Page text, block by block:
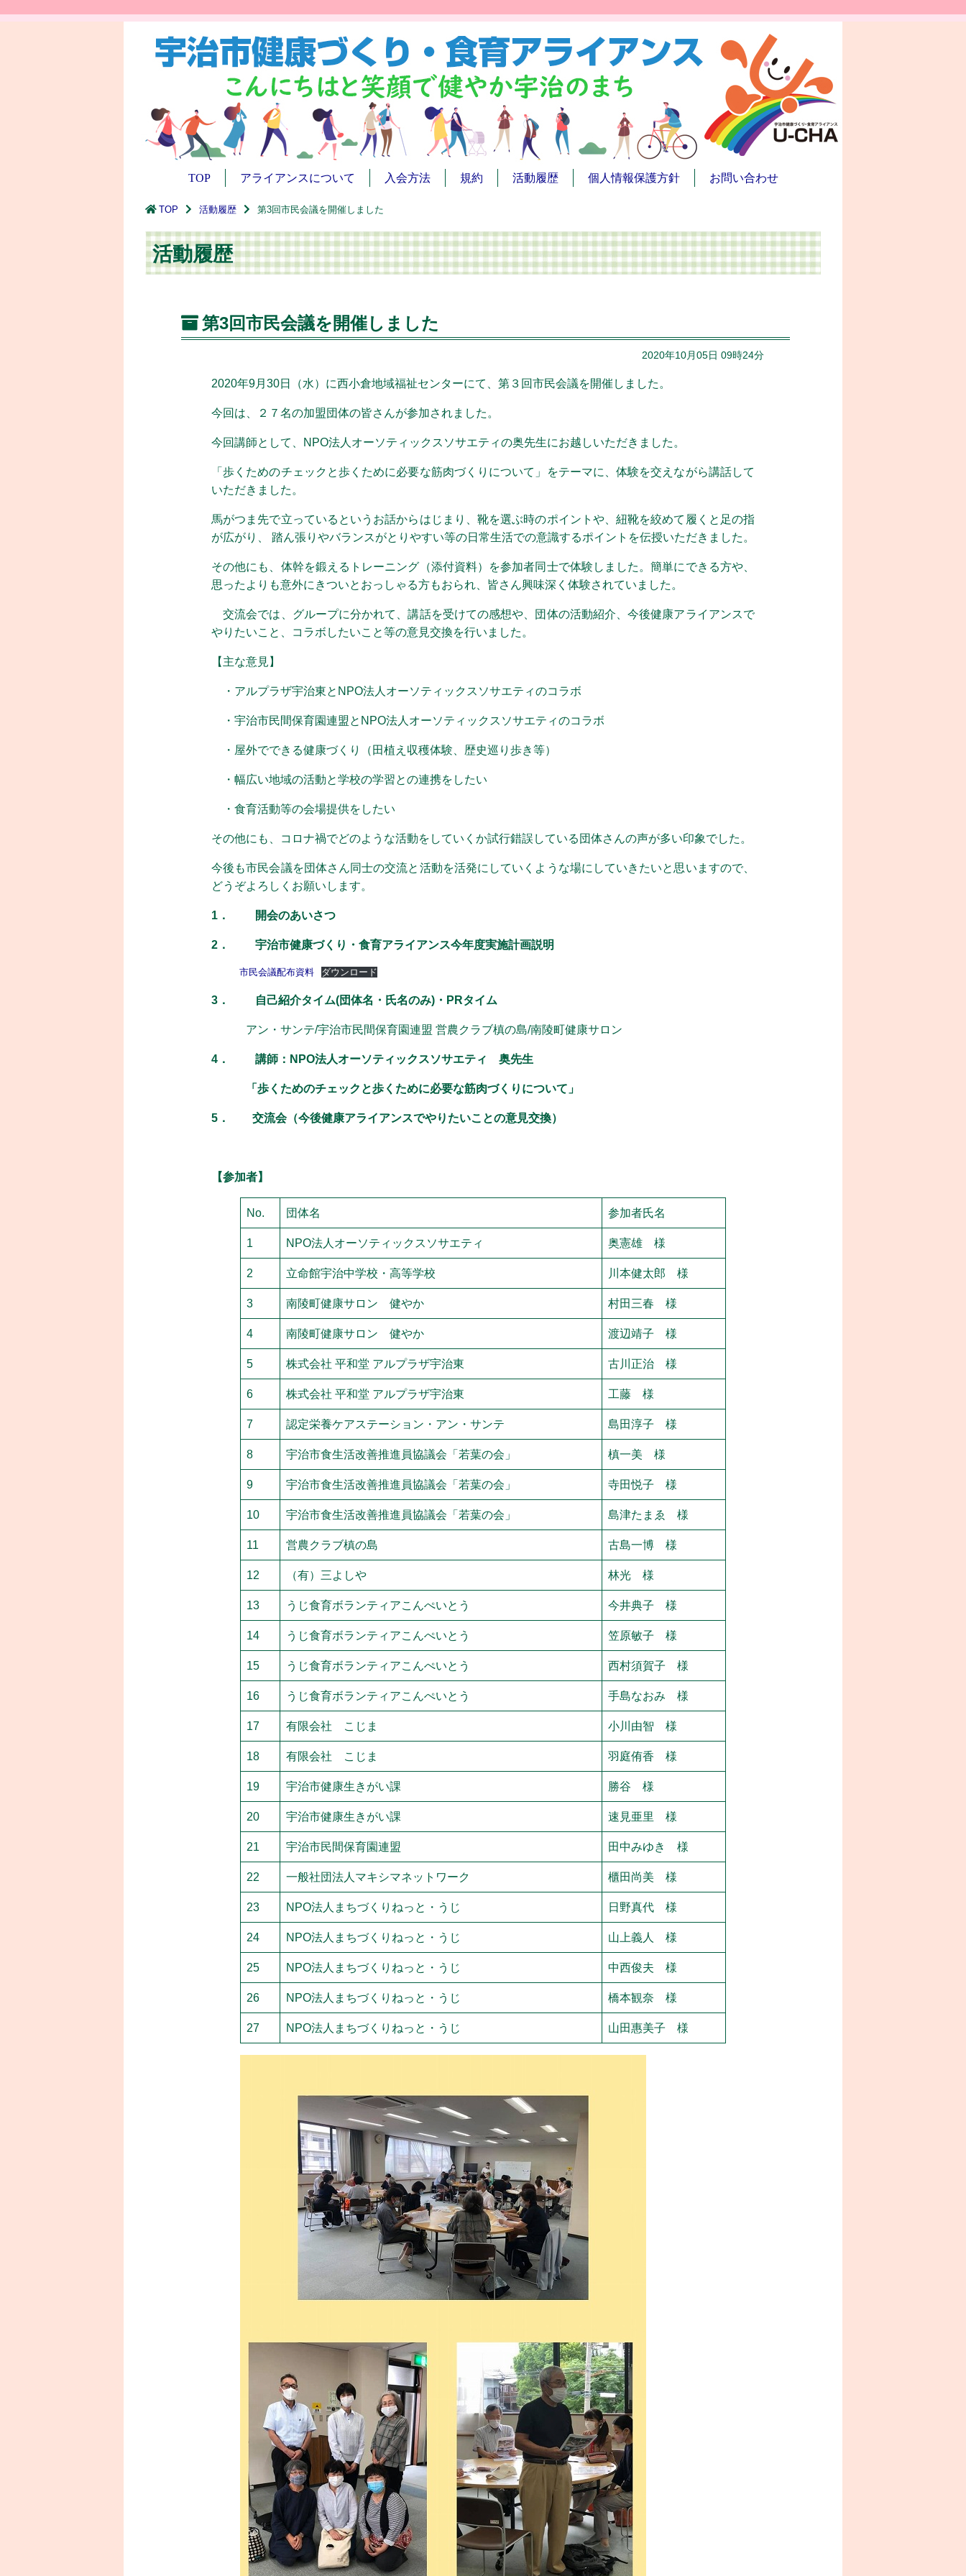
TOP アライアンスについて 入会方法 規約 活動履歴 個人情報保護方針 お問い合わせ
TOP 活動履歴 第3回市民会議を開催しました
活動履歴
第3回市民会議を開催しました
2020年10月05日 09時24分
2020年9月30日（水）に西小倉地域福祉センターにて、第３回市民会議を開催しました。
今回は、２７名の加盟団体の皆さんが参加されました。
今回講師として、NPO法人オーソティックスソサエティの奥先生にお越しいただきました。
「歩くためのチェックと歩くために必要な筋肉づくりについて」をテーマに、体験を交えながら講話して
いただきました。
馬がつま先で立っているというお話からはじまり、靴を選ぶ時のポイントや、紐靴を絞めて履くと足の指
が広がり、 踏ん張りやバランスがとりやすい等の日常生活での意識するポイントを伝授いただきました。
その他にも、体幹を鍛えるトレーニング（添付資料）を参加者同士で体験しました。簡単にできる方や、
思ったよりも意外にきついとおっしゃる方もおられ、皆さん興味深く体験されていました。
交流会では、グループに分かれて、講話を受けての感想や、団体の活動紹介、今後健康アライアンスで
やりたいこと、コラボしたいこと等の意見交換を行いました。
【主な意見】
・アルプラザ宇治東とNPO法人オーソティックスソサエティのコラボ
・宇治市民間保育園連盟とNPO法人オーソティックスソサエティのコラボ
・屋外でできる健康づくり（田植え収穫体験、歴史巡り歩き等）
・幅広い地域の活動と学校の学習との連携をしたい
・食育活動等の会場提供をしたい
その他にも、コロナ禍でどのような活動をしていくか試行錯誤している団体さんの声が多い印象でした。
今後も市民会議を団体さん同士の交流と活動を活発にしていくような場にしていきたいと思いますので、
どうぞよろしくお願いします。
1． 開会のあいさつ
2． 宇治市健康づくり・食育アライアンス今年度実施計画説明
市民会議配布資料 ダウンロード
3． 自己紹介タイム(団体名・氏名のみ)・PRタイム
アン・サンテ/宇治市民間保育園連盟 営農クラブ槙の島/南陵町健康サロン
4． 講師：NPO法人オーソティックスソサエティ 奥先生
「歩くためのチェックと歩くために必要な筋肉づくりについて」
5． 交流会（今後健康アライアンスでやりたいことの意見交換）
【参加者】
No. 団体名 参加者氏名
1 NPO法人オーソティックスソサエティ 奥憲雄 様
2 立命館宇治中学校・高等学校 川本健太郎 様
3 南陵町健康サロン 健やか 村田三春 様
4 南陵町健康サロン 健やか 渡辺靖子 様
5 株式会社 平和堂 アルプラザ宇治東 古川正治 様
6 株式会社 平和堂 アルプラザ宇治東 工藤 様
7 認定栄養ケアステーション・アン・サンテ 島田淳子 様
8 宇治市食生活改善推進員協議会「若葉の会」 槙一美 様
9 宇治市食生活改善推進員協議会「若葉の会」 寺田悦子 様
10 宇治市食生活改善推進員協議会「若葉の会」 島津たまゑ 様
11 営農クラブ槙の島 古島一博 様
12 （有）三よしや 林光 様
13 うじ食育ボランティアこんぺいとう 今井典子 様
14 うじ食育ボランティアこんぺいとう 笠原敏子 様
15 うじ食育ボランティアこんぺいとう 西村須賀子 様
16 うじ食育ボランティアこんぺいとう 手島なおみ 様
17 有限会社 こじま 小川由智 様
18 有限会社 こじま 羽庭侑香 様
19 宇治市健康生きがい課 勝谷 様
20 宇治市健康生きがい課 速見亜里 様
21 宇治市民間保育園連盟 田中みゆき 様
22 一般社団法人マキシマネットワーク 櫃田尚美 様
23 NPO法人まちづくりねっと・うじ 日野真代 様
24 NPO法人まちづくりねっと・うじ 山上義人 様
25 NPO法人まちづくりねっと・うじ 中西俊夫 様
26 NPO法人まちづくりねっと・うじ 橋本観奈 様
27 NPO法人まちづくりねっと・うじ 山田惠美子 様